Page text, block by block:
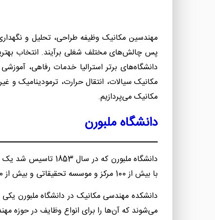
مهندسین مکانیک وظیفه طراحی، تحلیل و نگهداری
پس چالش‌های مختلف شغلی برآیند. انتخاب
دانشگاه‌های برتر استرالیا خدمات رفاهی،
مکانیک سیالات، انتقال حرارت، ترمودینامیک و
مکانیک می‌پردازیم.
دانشگاه ملبورن
دانشگاه ملبورن
با بیش از 100 مرکز و موسسه تحقیقاتی و بیش از 430 هزار فارغ التحصیل بین المللی و بومی، جای تعجب نیست که هم در سطح ملی و هم در سطح جهانی شهرت خوبی دارد.
دانشکده مهندسی مکانیک در دانشگاه ملبورن
می‌شوند که آن‌ها را برای انواع وظایف در حوزه